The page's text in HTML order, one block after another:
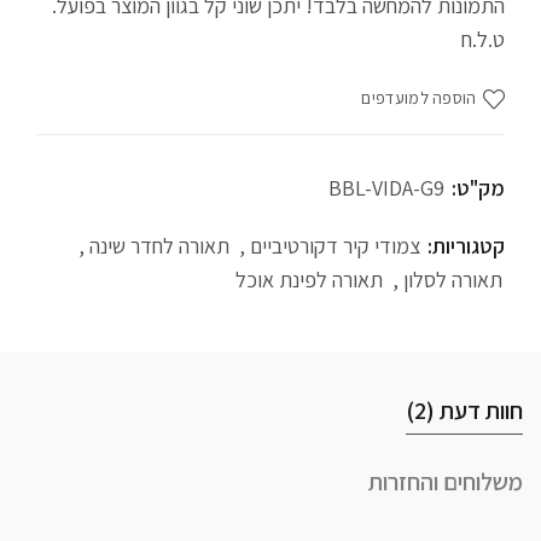
קירות בצבעים בהירים, פסטליים או כהים.
ותחזוקה פשוטה לאורך זמן.
התמונות להמחשה בלבד! יתכן שוני קל בגוון המוצר בפועל.
ט.ל.ח
הוספה למועדפים
מק"ט: BBL-VIDA-G9
קטגוריות: צמודי קיר דקורטיביים , תאורה לחדר שינה ,
תאורה לסלון , תאורה לפינת אוכל
חוות דעת (2)
משלוחים והחזרות